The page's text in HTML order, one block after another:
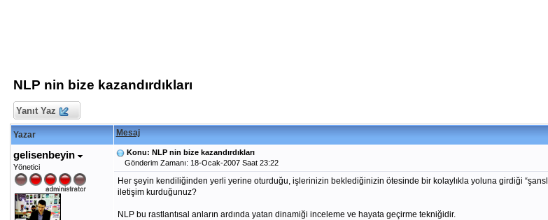
NLP nin bize kazandırdıkları
Yanıt Yaz
Yazar Mesaj
gelisenbeyin
Yönetici
Konu: NLP nin bize kazandırdıkları
Gönderim Zamanı: 18-Ocak-2007 Saat 23:22
Her şeyin kendiliğinden yerli yerine oturduğu, işlerinizin beklediğinizin ötesinde bir kolaylıkla yoluna girdiği
iletişim kurduğunuz?
NLP bu rastlantısal anların ardında yatan dinamiği inceleme ve hayata geçirme tekniğidir.